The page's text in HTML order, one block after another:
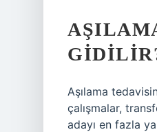
Aşılama
çalışmalar,
adayı en fazla